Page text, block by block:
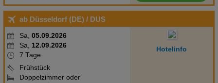
ab Düsseldorf (DE) / DUS
Sa, 05.09.2026
Sa, 12.09.2026
7 Tage
Frühstück
Doppelzimmer oder
Hotelinfo